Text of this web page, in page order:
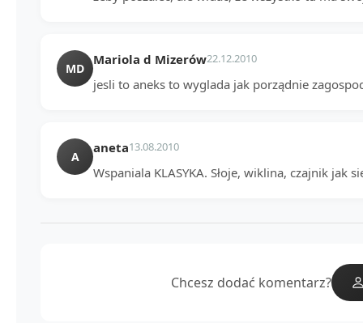
MD
Mariola d Mizerów22.12.2010
jesli to aneks to wyglada jak porządnie
A
aneta13.08.2010
Wspaniala KLASYKA. Słoje, wiklina, czajnik jak
Chcesz dodać komentarz?